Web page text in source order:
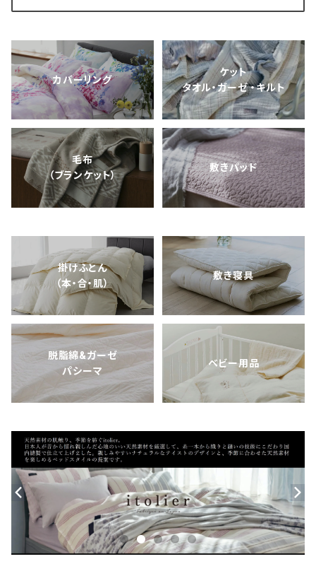
カバーリング
ケット
タオル・ガーゼ ・キルト
毛布
（ブランケット）
敷きパッド
掛けふとん
（本・合・肌）
敷き寝具
脱脂綿&ガーゼ
パシーマ
ベビー用品